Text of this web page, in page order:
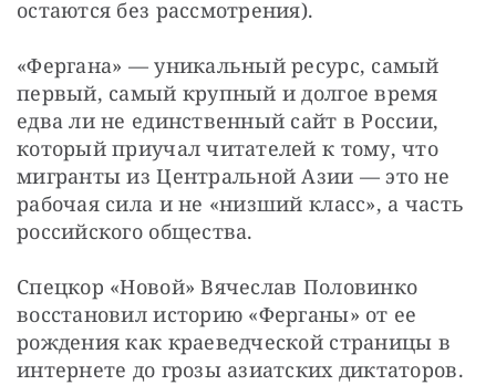
остаются без рассмотрения).
«Фергана» — уникальный ресурс, самый
первый, самый крупный и долгое время
едва ли не единственный сайт в России,
который приучал читателей к тому, что
мигранты из Центральной Азии — это не
рабочая сила и не «низший класс», а часть
российского общества.
Спецкор «Новой» Вячеслав Половинко
восстановил историю «Ферганы» от ее
рождения как краеведческой страницы в
интернете до грозы азиатских диктаторов.